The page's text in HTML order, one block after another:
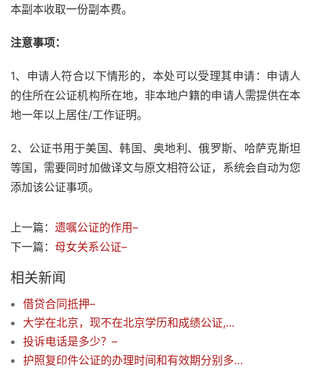
本副本收取一份副本费。
注意事项：
1、申请人符合以下情形的，本处可以受理其申请：申请人
的住所在公证机构所在地，非本地户籍的申请人需提供在本
地一年以上居住/工作证明。
2、公证书用于美国、韩国、奥地利、俄罗斯、哈萨克斯坦
等国，需要同时加做译文与原文相符公证，系统会自动为您
添加该公证事项。
上一篇： 遗嘱公证的作用–
下一篇： 母女关系公证–
相关新闻
借贷合同抵押–
大学在北京，现不在北京学历和成绩公证,去哪里公证
投诉电话是多少？–
护照复印件公证的办理时间和有效期分别多久？费用多少？